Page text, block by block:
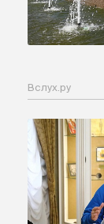
Вслух.ру